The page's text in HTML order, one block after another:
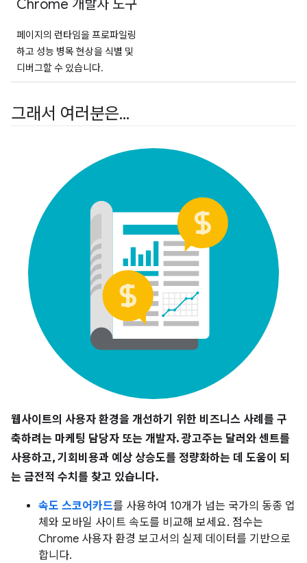
Chrome 개발자 도구
페이지의 런타임을 프로파일링
하고 성능 병목 현상을 식별 및
디버그할 수 있습니다.
그래서 여러분은...
웹사이트의 사용자 환경을 개선하기 위한 비즈니스 사례를 구
축하려는 마케팅 담당자 또는 개발자. 광고주는 달러와 센트를
사용하고, 기회비용과 예상 상승도를 정량화하는 데 도움이 되
는 금전적 수치를 찾고 있습니다.
속도 스코어카드를 사용하여 10개가 넘는 국가의 동종 업
체와 모바일 사이트 속도를 비교해 보세요. 점수는
Chrome 사용자 환경 보고서의 실제 데이터를 기반으로
합니다.